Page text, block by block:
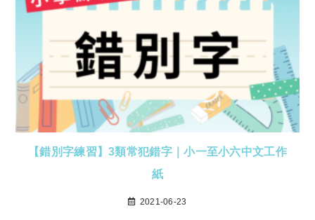
【錯別字練習】3類常犯錯字｜小一至小六中文工作
紙
2021-06-23